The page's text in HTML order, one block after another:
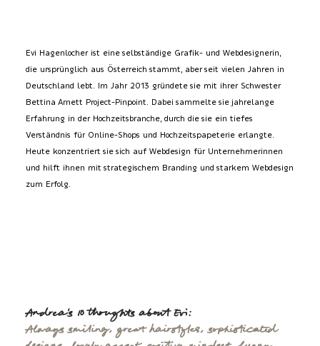
Evi Hagenlocher ist eine selbständige Grafik- und Webdesignerin,
die ursprünglich aus Österreich stammt, aber seit vielen Jahren in
Deutschland lebt. Im Jahr 2013 gründete sie mit ihrer Schwester
Bettina Arnett Project-Pinpoint. Dabei sammelte sie jahrelange
Erfahrung in der Hochzeitsbranche, durch die sie ein tiefes
Verständnis für Online-Shops und Hochzeitspapeterie erlangte.
Heute konzentriert sie sich auf Webdesign für Unternehmerinnen
und hilft ihnen mit strategischem Branding und starkem Webdesign
zum Erfolg.
Andrea's 10 thoughts about Evi:
Always smiling, great hairstyles, sophisticated